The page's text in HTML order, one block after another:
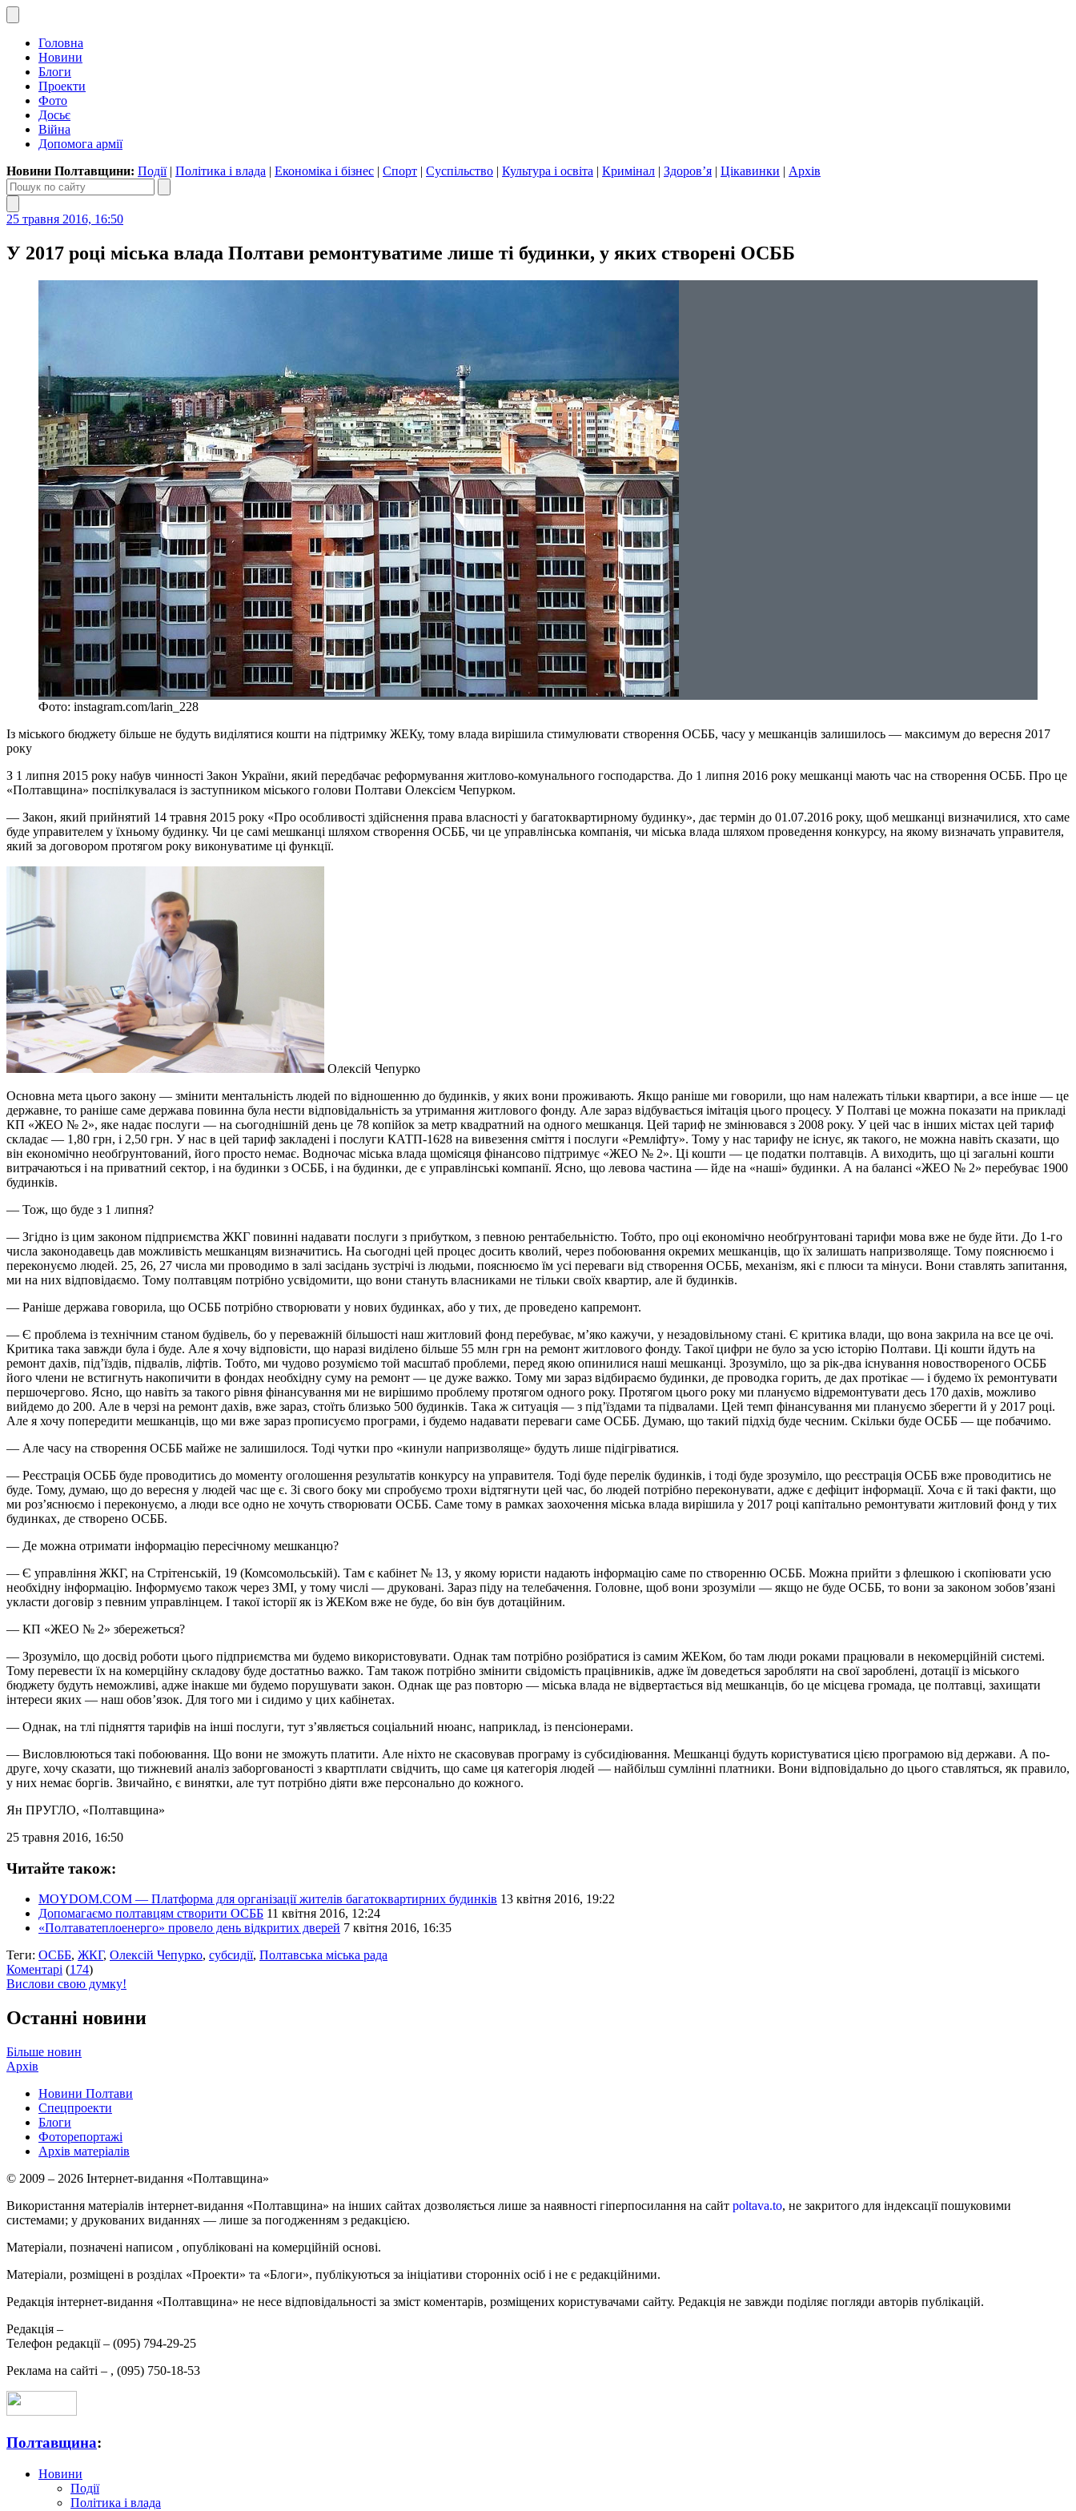
Головна
Новини
Блоги
Проекти
Фото
Досьє
Війна
Допомога армії
Новини Полтавщини: Події| Політика і влада | Економіка і бізнес | Спорт | Суспільство | Культура і освіта | Кримінал | Здоров’я | Цікавинки | Архів
25 травня 2016, 16:50
У 2017 році міська влада Полтави ремонтуватиме лише ті будинки, у яких створені ОСББ
Фото: instagram.com/larin_228
Із міського бюджету більше не будуть виділятися кошти на підтримку ЖЕКу, тому влада вирішила стимулювати створення ОСББ, часу у мешканців залишилось — максимум до вересня 2017
року
З 1 липня 2015 року набув чинності Закон України, який передбачає реформування житлово-комунального господарства. До 1 липня 2016 року мешканці мають час на створення ОСББ. Про це
«Полтавщина» поспілкувалася із заступником міського голови Полтави Олексієм Чепурком.
— Закон, який прийнятий 14 травня 2015 року «Про особливості здійснення права власності у багатоквартирному будинку», дає термін до 01.07.2016 року, щоб мешканці визначилися, хто саме
буде управителем у їхньому будинку. Чи це самі мешканці шляхом створення ОСББ, чи це управлінська компанія, чи міська влада шляхом проведення конкурсу, на якому визначать управителя,
який за договором протягом року виконуватиме ці функції.
Олексій Чепурко
Основна мета цього закону — змінити ментальність людей по відношенню до будинків, у яких вони проживають. Якщо раніше ми говорили, що нам належать тільки квартири, а все інше — це
державне, то раніше саме держава повинна була нести відповідальність за утримання житлового фонду. Але зараз відбувається імітація цього процесу. У Полтаві це можна показати на прикладі
КП «ЖЕО № 2», яке надає послуги — на сьогоднішній день це 78 копійок за метр квадратний на одного мешканця. Цей тариф не змінювався з 2008 року. У цей час в інших містах цей тариф
складає — 1,80 грн, і 2,50 грн. У нас в цей тариф закладені і послуги КАТП-1628 на вивезення сміття і послуги «Ремліфту». Тому у нас тарифу не існує, як такого, не можна навіть сказати, що
він економічно необґрунтований, його просто немає. Водночас міська влада щомісяця фінансово підтримує «ЖЕО № 2». Ці кошти — це податки полтавців. А виходить, що ці загальні кошти
витрачаються і на приватний сектор, і на будинки з ОСББ, і на будинки, де є управлінські компанії. Ясно, що левова частина — йде на «наші» будинки. А на балансі «ЖЕО № 2» перебуває 1900
будинків.
— Тож, що буде з 1 липня?
— Згідно із цим законом підприємства ЖКГ повинні надавати послуги з прибутком, з певною рентабельністю. Тобто, про оці економічно необґрунтовані тарифи мова вже не буде йти. До 1-го
числа законодавець дав можливість мешканцям визначитись. На сьогодні цей процес досить кволий, через побоювання окремих мешканців, що їх залишать напризволяще. Тому пояснюємо і
переконуємо людей. 25, 26, 27 числа ми проводимо в залі засідань зустрічі із людьми, пояснюємо їм усі переваги від створення ОСББ, механізм, які є плюси та мінуси. Вони ставлять запитання,
ми на них відповідаємо. Тому полтавцям потрібно усвідомити, що вони стануть власниками не тільки своїх квартир, але й будинків.
— Раніше держава говорила, що ОСББ потрібно створювати у нових будинках, або у тих, де проведено капремонт.
— Є проблема із технічним станом будівель, бо у переважній більшості наш житловий фонд перебуває, м’яко кажучи, у незадовільному стані. Є критика влади, що вона закрила на все це очі.
Критика така завжди була і буде. Але я хочу відповісти, що наразі виділено більше 55 млн грн на ремонт житлового фонду. Такої цифри не було за усю історію Полтави. Ці кошти йдуть на
ремонт дахів, під’їздів, підвалів, ліфтів. Тобто, ми чудово розуміємо той масштаб проблеми, перед якою опинилися наші мешканці. Зрозуміло, що за рік-два існування новоствореного ОСББ
його члени не встигнуть накопичити в фондах необхідну суму на ремонт — це дуже важко. Тому ми зараз відбираємо будинки, де проводка горить, де дах протікає — і будемо їх ремонтувати
першочергово. Ясно, що навіть за такого рівня фінансування ми не вирішимо проблему протягом одного року. Протягом цього року ми плануємо відремонтувати десь 170 дахів, можливо
вийдемо до 200. Але в черзі на ремонт дахів, вже зараз, стоїть близько 500 будинків. Така ж ситуація — з під’їздами та підвалами. Цей темп фінансування ми плануємо зберегти й у 2017 році.
Але я хочу попередити мешканців, що ми вже зараз прописуємо програми, і будемо надавати переваги саме ОСББ. Думаю, що такий підхід буде чесним. Скільки буде ОСББ — ще побачимо.
— Але часу на створення ОСББ майже не залишилося. Тоді чутки про «кинули напризволяще» будуть лише підігріватися.
— Реєстрація ОСББ буде проводитись до моменту оголошення результатів конкурсу на управителя. Тоді буде перелік будинків, і тоді буде зрозуміло, що реєстрація ОСББ вже проводитись не
буде. Тому, думаю, що до вересня у людей час ще є. Зі свого боку ми спробуємо трохи відтягнути цей час, бо людей потрібно переконувати, адже є дефіцит інформації. Хоча є й такі факти, що
ми роз’яснюємо і переконуємо, а люди все одно не хочуть створювати ОСББ. Саме тому в рамках заохочення міська влада вирішила у 2017 році капітально ремонтувати житловий фонд у тих
будинках, де створено ОСББ.
— Де можна отримати інформацію пересічному мешканцю?
— Є управління ЖКГ, на Стрітенській, 19 (Комсомольській). Там є кабінет № 13, у якому юристи надають інформацію саме по створенню ОСББ. Можна прийти з флешкою і скопіювати усю
необхідну інформацію. Інформуємо також через ЗМІ, у тому числі — друковані. Зараз піду на телебачення. Головне, щоб вони зрозуміли — якщо не буде ОСББ, то вони за законом зобов’язані
укласти договір з певним управлінцем. І такої історії як із ЖЕКом вже не буде, бо він був дотаційним.
— КП «ЖЕО № 2» збережеться?
— Зрозуміло, що досвід роботи цього підприємства ми будемо використовувати. Однак там потрібно розібратися із самим ЖЕКом, бо там люди роками працювали в некомерційній системі.
Тому перевести їх на комерційну складову буде достатньо важко. Там також потрібно змінити свідомість працівників, адже їм доведеться заробляти на свої зароблені, дотації із міського
бюджету будуть неможливі, адже інакше ми будемо порушувати закон. Однак ще раз повторю — міська влада не відвертається від мешканців, бо це місцева громада, це полтавці, захищати
інтереси яких — наш обов’язок. Для того ми і сидимо у цих кабінетах.
— Однак, на тлі підняття тарифів на інші послуги, тут з’являється соціальний нюанс, наприклад, із пенсіонерами.
— Висловлюються такі побоювання. Що вони не зможуть платити. Але ніхто не скасовував програму із субсидіювання. Мешканці будуть користуватися цією програмою від держави. А по-
друге, хочу сказати, що тижневий аналіз заборгованості з квартплати свідчить, що саме ця категорія людей — найбільш сумлінні платники. Вони відповідально до цього ставляться, як правило,
у них немає боргів. Звичайно, є винятки, але тут потрібно діяти вже персонально до кожного.
Ян ПРУГЛО, «Полтавщина»
25 травня 2016, 16:50
Читайте також:
MOYDOM.COM — Платформа для організації жителів багатоквартирних будинків 13 квітня 2016, 19:22
Допомагаємо полтавцям створити ОСББ 11 квітня 2016, 12:24
«Полтаватеплоенерго» провело день відкритих дверей 7 квітня 2016, 16:35
Теги: ОСББ, ЖКГ, Олексій Чепурко, субсидії, Полтавська міська рада
Коментарі (174)
Вислови свою думку!
Останні новини
Більше новин
Архів
Новини Полтави
Спецпроекти
Блоги
Фоторепортажі
Архів матеріалів
© 2009 – 2026 Інтернет-видання «Полтавщина»
Використання матеріалів інтернет-видання «Полтавщина» на інших сайтах дозволяється лише за наявності гіперпосилання на сайт poltava.to, не закритого для індексації пошуковими
системами; у друкованих виданнях — лише за погодженням з редакцією.
Матеріали, позначені написом , опубліковані на комерційній основі.
Матеріали, розміщені в розділах «Проекти» та «Блоги», публікуються за ініціативи сторонніх осіб і не є редакційними.
Редакція інтернет-видання «Полтавщина» не несе відповідальності за зміст коментарів, розміщених користувачами сайту. Редакція не завжди поділяє погляди авторів публікацій.
Редакція –
Телефон редакції – (095) 794-29-25
Реклама на сайті – , (095) 750-18-53
Полтавщина:
Новини
Події
Політика і влада